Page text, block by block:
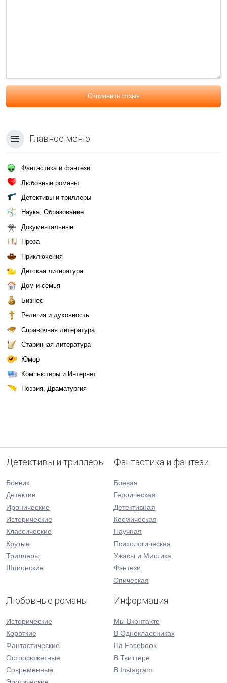
Отправить отзыв
Главное меню
Фантастика и фэнтези
Любовные романы
Детективы и триллеры
Наука, Образование
Документальные
Проза
Приключения
Детская литература
Дом и семья
Бизнес
Религия и духовность
Справочная литература
Старинная литература
Юмор
Компьютеры и Интернет
Поэзия, Драматургия
Детективы и триллеры
Боевик
Детектив
Иронические
Исторические
Классические
Крутые
Триллеры
Шпионские
Фантастика и фэнтези
Боевая
Героическая
Детективная
Космическая
Научная
Психологическая
Ужасы и Мистика
Фэнтези
Эпическая
Любовные романы
Исторические
Короткие
Фантастические
Остросюжетные
Современные
Информация
Мы Вконтакте
В Одноклассниках
На Facebook
В Твиттере
В Instagram